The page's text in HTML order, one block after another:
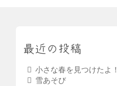
最近の投稿
小さな春を見つけたよ！
雪あそび